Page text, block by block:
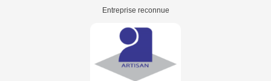
Entreprise reconnue